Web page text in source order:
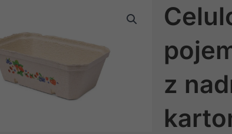
z